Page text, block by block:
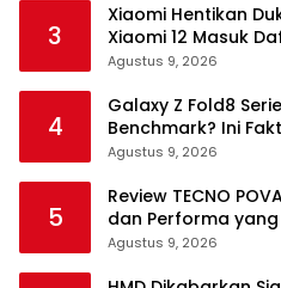
3
Xiaomi Hentikan
Xiaomi 12 Masuk
Agustus 9, 2026
4
Galaxy Z Fold8
Benchmark? Ini
Agustus 9, 2026
5
Review TECNO
dan Performa
Agustus 9, 2026